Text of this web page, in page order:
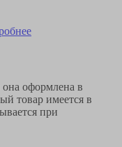
она оформлена в
товар имеется в
при